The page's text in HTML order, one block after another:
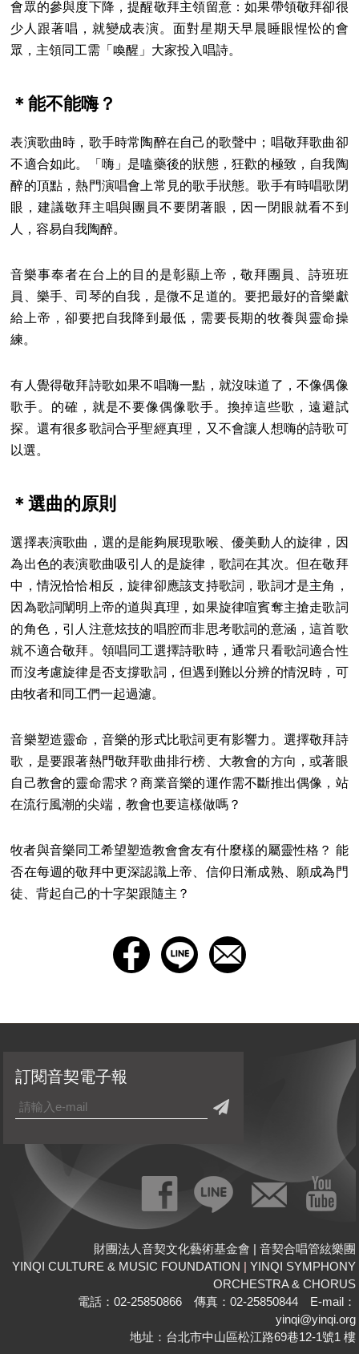
會眾的參與度下降，提醒敬拜主領留意：如果帶領敬拜卻很
少人跟著唱，就變成表演。面對星期天早晨睡眼惺忪的會
眾，主領同工需「喚醒」大家投入唱詩。
＊能不能嗨？
表演歌曲時，歌手時常陶醉在自己的歌聲中；唱敬拜歌曲卻
不適合如此。「嗨」是嗑藥後的狀態，狂歡的極致，自我陶
醉的頂點，熱門演唱會上常見的歌手狀態。歌手有時唱歌閉
眼，建議敬拜主唱與團員不要閉著眼，因一閉眼就看不到
人，容易自我陶醉。
音樂事奉者在台上的目的是彰顯上帝，敬拜團員、詩班班
員、樂手、司琴的自我，是微不足道的。要把最好的音樂獻
給上帝，卻要把自我降到最低，需要長期的牧養與靈命操
練。
有人覺得敬拜詩歌如果不唱嗨一點，就沒味道了，不像偶像
歌手。的確，就是不要像偶像歌手。換掉這些歌，遠避試
探。還有很多歌詞合乎聖經真理，又不會讓人想嗨的詩歌可
以選。
＊選曲的原則
選擇表演歌曲，選的是能夠展現歌喉、優美動人的旋律，因
為出色的表演歌曲吸引人的是旋律，歌詞在其次。但在敬拜
中，情況恰恰相反，旋律卻應該支持歌詞，歌詞才是主角，
因為歌詞闡明上帝的道與真理，如果旋律喧賓奪主搶走歌詞
的角色，引人注意炫技的唱腔而非思考歌詞的意涵，這首歌
就不適合敬拜。領唱同工選擇詩歌時，通常只看歌詞適合性
而沒考慮旋律是否支撐歌詞，但遇到難以分辨的情況時，可
由牧者和同工們一起過濾。
音樂塑造靈命，音樂的形式比歌詞更有影響力。選擇敬拜詩
歌，是要跟著熱門敬拜歌曲排行榜、大教會的方向，或著眼
自己教會的靈命需求？商業音樂的運作需不斷推出偶像，站
在流行風潮的尖端，教會也要這樣做嗎？
牧者與音樂同工希望塑造教會會友有什麼樣的屬靈性格？ 能
否在每週的敬拜中更深認識上帝、信仰日漸成熟、願成為門
徒、背起自己的十字架跟隨主？
財團法人音契文化藝術基金會 | 音契合唱管絃樂團
YINQI CULTURE & MUSIC FOUNDATION | YINQI SYMPHONY
ORCHESTRA & CHORUS
電話：02-25850866 傳真：02-25850844 E-mail：
yinqi@yinqi.org
地址：台北市中山區松江路69巷12-1號1 樓
訂閱音契電子報